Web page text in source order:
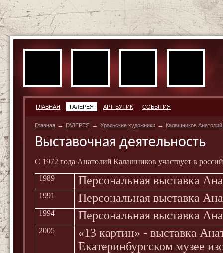
ГЛАВНАЯ ГАЛЕРЕЯ АРТ-БУТИК СОБЫТИЯ
Главная → ГАЛЕРЕЯ → Уральские художники → Калашников Анатолий
Выставочная деятельность
C 1972 года Анатолий Калашников участвует в
1989
Персональная выставка
1991 Персональная выставка
1994 Персональная выставка
2005
«13 картин» - выставка
Екатеринбургском музее